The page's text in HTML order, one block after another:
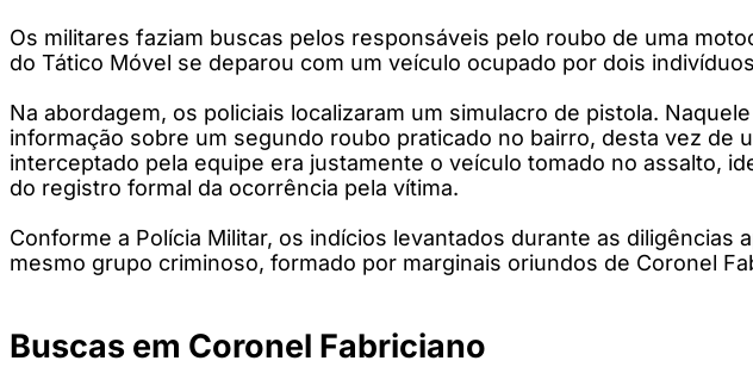
Os militares faziam buscas pelos responsáveis pelo roubo de uma
do Tático Móvel se deparou com um veículo ocupado por dois
Na abordagem, os policiais localizaram um simulacro de pistola.
informação sobre um segundo roubo praticado no bairro, desta vez de
interceptado pela equipe era justamente o veículo tomado no assalto,
do registro formal da ocorrência pela vítima.
Conforme a Polícia Militar, os indícios levantados durante as
mesmo grupo criminoso, formado por marginais oriundos de Coronel
Buscas em Coronel Fabriciano